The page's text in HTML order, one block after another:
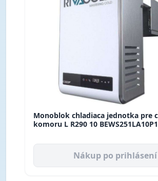
Monoblok chladiaca jednotka pre
komoru L R290 10
Nákup po prihlásení